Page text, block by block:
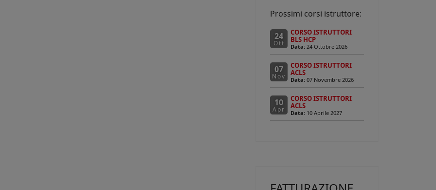
Prossimi corsi istruttore:
24
Ott
CORSO ISTRUTTORI
BLS HCP
Data: 24 Ottobre 2026
07
Nov
CORSO ISTRUTTORI
ACLS
Data: 07 Novembre 2026
10
Apr
CORSO ISTRUTTORI
ACLS
Data: 10 Aprile 2027